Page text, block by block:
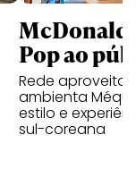
Pop ao
Rede aproveita
ambienta Méqui
estilo e
sul-coreana